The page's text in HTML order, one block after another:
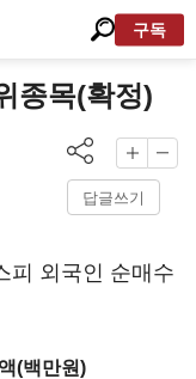
구독
종목(확정)
답글쓰기
피 외국인 순매수
(백만원)